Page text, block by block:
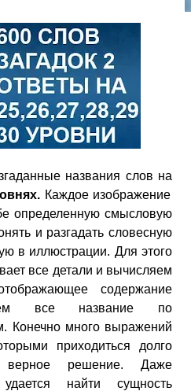
названия слов на
Каждое изображение
определенную смысловую
и разгадать словесную
в иллюстрации. Для этого
все детали и вычисляем
содержание
все название по
Конечно много выражений
приходиться долго
верное решение. Даже
найти сущность